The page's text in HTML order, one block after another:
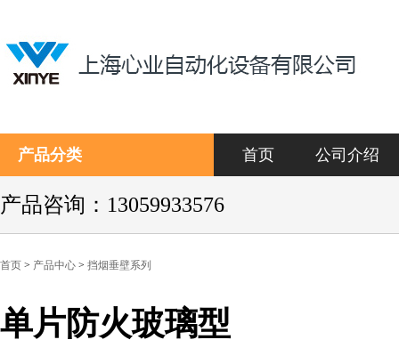
产品分类 首页 公司介绍
产品咨询：13059933576
首页 > 产品中心 > 挡烟垂壁系列
单片防火玻璃型